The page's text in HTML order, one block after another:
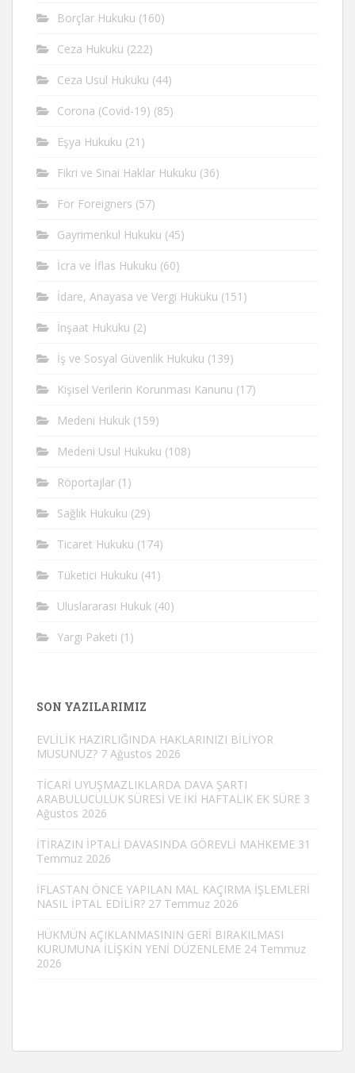
Borçlar Hukuku (160)
Ceza Hukuku (222)
Ceza Usul Hukuku (44)
Corona (Covid-19) (85)
Eşya Hukuku (21)
Fikri ve Sinai Haklar Hukuku (36)
For Foreigners (57)
Gayrimenkul Hukuku (45)
İcra ve İflas Hukuku (60)
İdare, Anayasa ve Vergi Hukuku (151)
İnşaat Hukuku (2)
İş ve Sosyal Güvenlik Hukuku (139)
Kişisel Verilerin Korunması Kanunu (17)
Medeni Hukuk (159)
Medeni Usul Hukuku (108)
Röportajlar (1)
Sağlık Hukuku (29)
Ticaret Hukuku (174)
Tüketici Hukuku (41)
Uluslararası Hukuk (40)
Yargı Paketi (1)
SON YAZILARIMIZ
EVLİLİK HAZIRLIĞINDA HAKLARINIZI BİLİYOR
MUSUNUZ? 7 Ağustos 2026
TİCARİ UYUŞMAZLIKLARDA DAVA ŞARTI
ARABULUCULUK SÜRESİ VE İKİ HAFTALIK EK SÜRE 3
Ağustos 2026
İTİRAZIN İPTALİ DAVASINDA GÖREVLİ MAHKEME 31
Temmuz 2026
İFLASTAN ÖNCE YAPILAN MAL KAÇIRMA İŞLEMLERİ
NASIL İPTAL EDİLİR? 27 Temmuz 2026
HÜKMÜN AÇIKLANMASININ GERİ BIRAKILMASI
KURUMUNA İLİŞKİN YENİ DÜZENLEME 24 Temmuz
2026